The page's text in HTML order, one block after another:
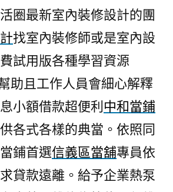
圈最新室內裝修設計的團
找室內裝修師或是室內設
試用版各種學習資源
助且工作人員會細心解釋
小額借款超便利 中和當鋪
各式各樣的典當。依照同
鋪首選信義區當舖專員依
貸款遠離。給予企業熱泵